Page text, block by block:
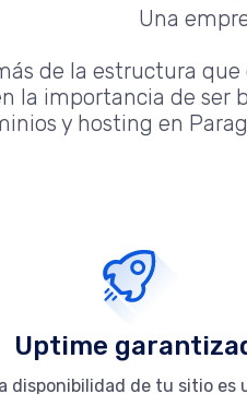
Una
de la estructura
la importancia de ser
y hosting en
Uptime
disponibilidad de tu sitio es